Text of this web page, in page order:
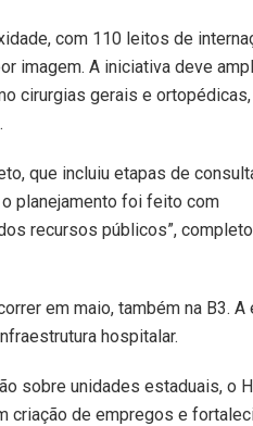
com 110 leitos de
imagem. A iniciativa deve
cirurgias gerais e
que incluiu etapas de
planejamento foi feito com
recursos públicos”,
em maio, também na B3. A
hospitalar.
sobre unidades estaduais, o
criação de empregos e